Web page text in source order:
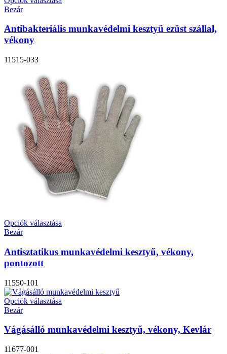
Bezár
Antibakteriális munkavédelmi kesztyű ezüst szállal,
vékony
11515-033
Opciók választása
Bezár
Antisztatikus munkavédelmi kesztyű, vékony,
pontozott
11550-101
Opciók választása
Bezár
Vágásálló munkavédelmi kesztyű, vékony, Kevlár
11677-001